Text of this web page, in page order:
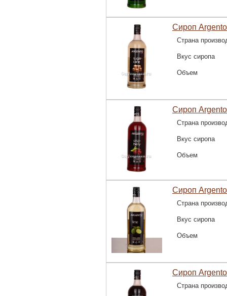
Сироп
Страна
Вкус сиропа
Объем
Сироп
Страна
Вкус сиропа
Объем
Сироп
Страна
Вкус сиропа
Объем
Сироп
Страна